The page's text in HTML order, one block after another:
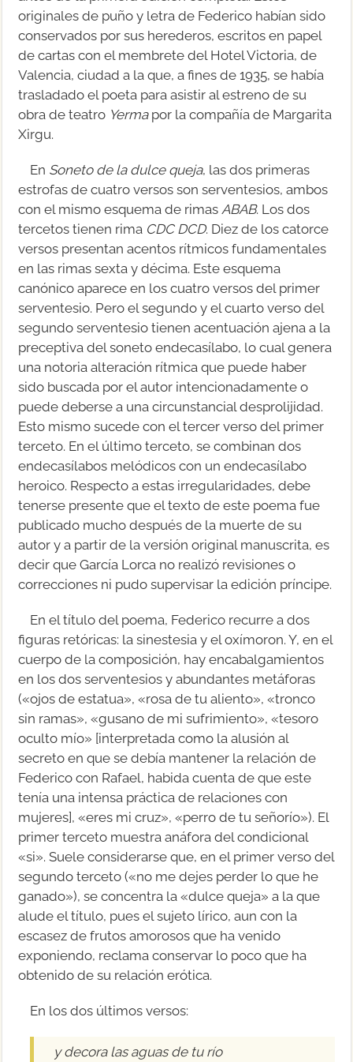
originales de puño y letra de Federico habían sido
conservados por sus herederos, escritos en papel
de cartas con el membrete del Hotel Victoria, de
Valencia, ciudad a la que, a fines de 1935, se había
trasladado el poeta para asistir al estreno de su
obra de teatro Yermapor la compañía de Margarita
Xirgu.
En Soneto de la dulce queja, las dos primeras
estrofas de cuatro versos son serventesios, ambos
con el mismo esquema de rimas ABAB. Los dos
tercetos tienen rima CDC DCD. Diez de los catorce
versos presentan acentos rítmicos fundamentales
en las rimas sexta y décima. Este esquema
canónico aparece en los cuatro versos del primer
serventesio. Pero el segundo y el cuarto verso del
segundo serventesio tienen acentuación ajena a la
preceptiva del soneto endecasílabo, lo cual genera
una notoria alteración rítmica que puede haber
sido buscada por el autor intencionadamente o
puede deberse a una circunstancial desprolijidad.
Esto mismo sucede con el tercer verso del primer
terceto. En el último terceto, se combinan dos
endecasílabos melódicos con un endecasílabo
heroico. Respecto a estas irregularidades, debe
tenerse presente que el texto de este poema fue
publicado mucho después de la muerte de su
autor y a partir de la versión original manuscrita, es
decir que García Lorca no realizó revisiones o
correcciones ni pudo supervisar la edición príncipe.
En el título del poema, Federico recurre a dos
figuras retóricas: la sinestesia y el oxímoron. Y, en el
cuerpo de la composición, hay encabalgamientos
en los dos serventesios y abundantes metáforas
(«ojos de estatua», «rosa de tu aliento», «tronco
sin ramas», «gusano de mi sufrimiento», «tesoro
oculto mío» [interpretada como la alusión al
secreto en que se debía mantener la relación de
Federico con Rafael, habida cuenta de que este
tenía una intensa práctica de relaciones con
mujeres], «eres mi cruz», «perro de tu señorío»). El
primer terceto muestra anáfora del condicional
«si». Suele considerarse que, en el primer verso del
segundo terceto («no me dejes perder lo que he
ganado»), se concentra la «dulce queja» a la que
alude el título, pues el sujeto lírico, aun con la
escasez de frutos amorosos que ha venido
exponiendo, reclama conservar lo poco que ha
obtenido de su relación erótica.
En los dos últimos versos:
y decora las aguas de tu río